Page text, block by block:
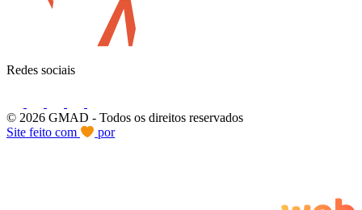
Redes sociais
© 2026 GMAD - Todos os direitos reservados
Site feito com
por